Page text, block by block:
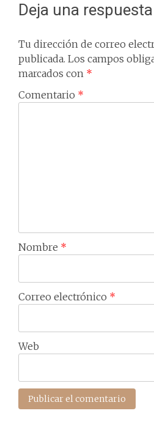
Deja una respuesta
Tu dirección de correo
publicada. Los campos
marcados con *
Comentario *
Nombre *
Correo electrónico *
Web